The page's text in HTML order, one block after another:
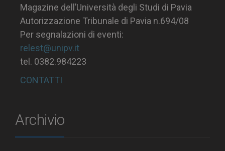
Magazine dell’Università degli Studi di Pavia
Autorizzazione Tribunale di Pavia n.694/08
Per segnalazioni di eventi:
relest@unipv.it
tel. 0382.984223
CONTATTI
Archivio